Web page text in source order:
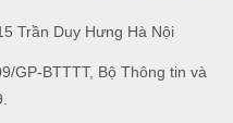
Trần Duy Hưng Hà Nội
GP-BTTTT, Bộ Thông tin và